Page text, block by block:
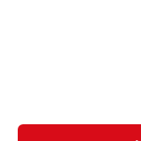
번개장터(주) 사업자정보, 이
번개장터㈜는 통신판매중개자이
소비자보호에 관한 법률 등 관련
개별 판매자에게 귀속하고, 번개
다만, 번개장터㈜가 직접 판매하
Ⓒ Bungaejangter Inc. all